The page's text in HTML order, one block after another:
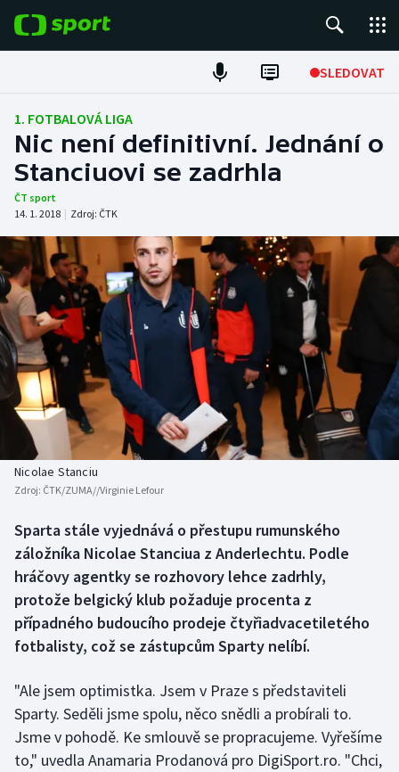
SLEDOVAT
Fotbal
Hokej
Tenis
Atletika
Cyklistika
DALŠÍ SPORTY
Americký fotbal
Baseball a softbal
Basketbal
Biatlon
Boby a skeleton
Box
Curling
Florbal
Futsal
NEPŘEHLÉDNĚTE
Soutěže
Historické návraty
Aplikace ČT sport
AZ kvíz
1. FOTBALOVÁ LIGA
Nic není definitivní. Jednání o
Stanciuovi se zadrhla
ČT sport
14. 1. 2018 | Zdroj: ČTK
Nicolae Stanciu
Zdroj: ČTK/ZUMA//Virginie Lefour
Sparta stále vyjednává o přestupu rumunského
záložníka Nicolae Stanciua z Anderlechtu. Podle
hráčovy agentky se rozhovory lehce zadrhly,
protože belgický klub požaduje procenta z
případného budoucího prodeje čtyřiadvacetiletého
fotbalisty, což se zástupcům Sparty nelíbí.
"Ale jsem optimistka. Jsem v Praze s představiteli
Sparty. Seděli jsme spolu, něco snědli a probírali to.
Jsme v pohodě. Ke smlouvě se propracujeme. Vyřešíme
to," uvedla Anamaria Prodanová pro DigiSport.ro. "Chci,